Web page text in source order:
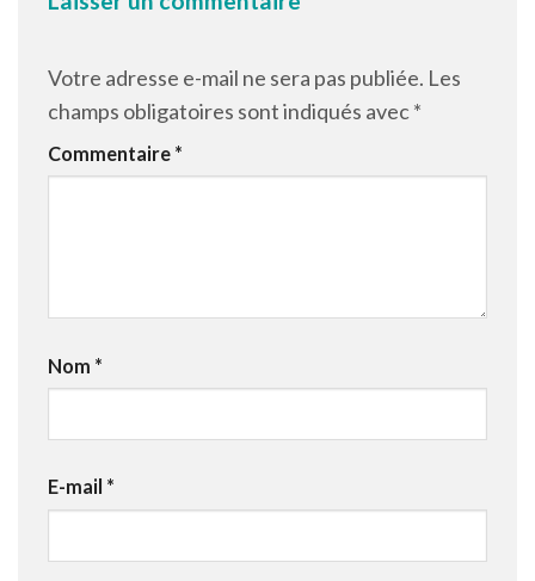
Votre adresse e-mail ne sera pas publiée. Les
champs obligatoires sont indiqués avec*
Commentaire *
Nom *
E-mail *